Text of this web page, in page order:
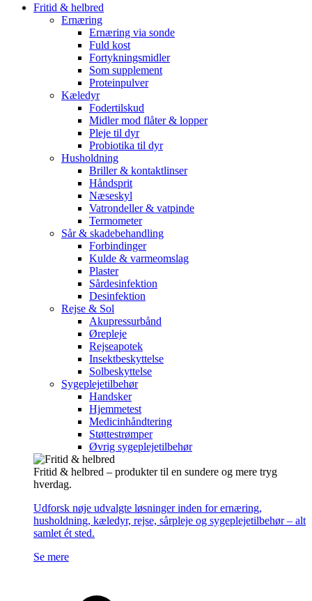
Fritid & helbred
Ernæring
Ernæring via sonde
Fuld kost
Fortykningsmidler
Som supplement
Proteinpulver
Kæledyr
Fodertilskud
Midler mod flåter & lopper
Pleje til dyr
Probiotika til dyr
Husholdning
Briller & kontaktlinser
Håndsprit
Næseskyl
Vatrondeller & vatpinde
Termometer
Sår & skadebehandling
Forbindinger
Kulde & varmeomslag
Plaster
Sårdesinfektion
Desinfektion
Rejse & Sol
Akupressurbånd
Ørepleje
Rejseapotek
Insektbeskyttelse
Solbeskyttelse
Sygeplejetilbehør
Handsker
Hjemmetest
Medicinhåndtering
Støttestrømper
Øvrig sygeplejetilbehør
Fritid & helbred – produkter til en sundere og mere tryg
hverdag.
Udforsk nøje udvalgte løsninger inden for ernæring,
husholdning, kæledyr, rejse, sårpleje og sygeplejetilbehør – alt
samlet ét sted.
Se mere